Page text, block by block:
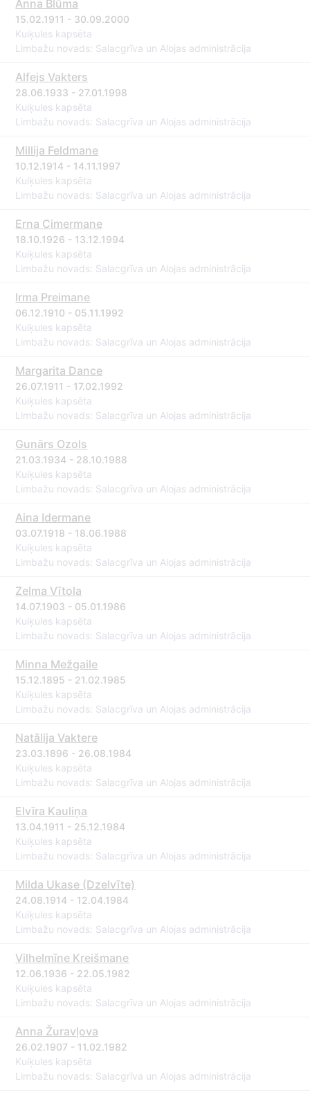
Anna Blūma
15.02.1911 - 30.09.2000
Kuiķules kapsēta
Limbažu novads: Salacgrīva un Alojas administrācija
Alfejs Vakters
28.06.1933 - 27.01.1998
Kuiķules kapsēta
Limbažu novads: Salacgrīva un Alojas administrācija
Millija Feldmane
10.12.1914 - 14.11.1997
Kuiķules kapsēta
Limbažu novads: Salacgrīva un Alojas administrācija
Erna Cimermane
18.10.1926 - 13.12.1994
Kuiķules kapsēta
Limbažu novads: Salacgrīva un Alojas administrācija
Irma Preimane
06.12.1910 - 05.11.1992
Kuiķules kapsēta
Limbažu novads: Salacgrīva un Alojas administrācija
Margarita Dance
26.07.1911 - 17.02.1992
Kuiķules kapsēta
Limbažu novads: Salacgrīva un Alojas administrācija
Gunārs Ozols
21.03.1934 - 28.10.1988
Kuiķules kapsēta
Limbažu novads: Salacgrīva un Alojas administrācija
Aina Idermane
03.07.1918 - 18.06.1988
Kuiķules kapsēta
Limbažu novads: Salacgrīva un Alojas administrācija
Zelma Vītola
14.07.1903 - 05.01.1986
Kuiķules kapsēta
Limbažu novads: Salacgrīva un Alojas administrācija
Minna Mežgaile
15.12.1895 - 21.02.1985
Kuiķules kapsēta
Limbažu novads: Salacgrīva un Alojas administrācija
Natālija Vaktere
23.03.1896 - 26.08.1984
Kuiķules kapsēta
Limbažu novads: Salacgrīva un Alojas administrācija
Elvīra Kauliņa
13.04.1911 - 25.12.1984
Kuiķules kapsēta
Limbažu novads: Salacgrīva un Alojas administrācija
Milda Ukase (Dzelvīte)
24.08.1914 - 12.04.1984
Kuiķules kapsēta
Limbažu novads: Salacgrīva un Alojas administrācija
Vilhelmīne Kreišmane
12.06.1936 - 22.05.1982
Kuiķules kapsēta
Limbažu novads: Salacgrīva un Alojas administrācija
Anna Žuravļova
26.02.1907 - 11.02.1982
Kuiķules kapsēta
Limbažu novads: Salacgrīva un Alojas administrācija